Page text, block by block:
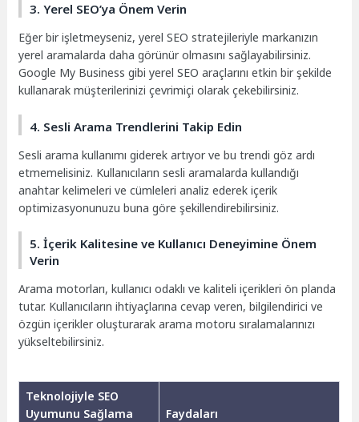
3. Yerel SEO’ya Önem Verin
Eğer bir işletmeyseniz, yerel SEO stratejileriyle markanızın
yerel aramalarda daha görünür olmasını sağlayabilirsiniz.
Google My Business gibi yerel SEO araçlarını etkin bir şekilde
kullanarak müşterilerinizi çevrimiçi olarak çekebilirsiniz.
4. Sesli Arama Trendlerini Takip Edin
Sesli arama kullanımı giderek artıyor ve bu trendi göz ardı
etmemelisiniz. Kullanıcıların sesli aramalarda kullandığı
anahtar kelimeleri ve cümleleri analiz ederek içerik
optimizasyonunuzu buna göre şekillendirebilirsiniz.
5. İçerik Kalitesine ve Kullanıcı Deneyimine Önem
Verin
Arama motorları, kullanıcı odaklı ve kaliteli içerikleri ön planda
tutar. Kullanıcıların ihtiyaçlarına cevap veren, bilgilendirici ve
özgün içerikler oluşturarak arama motoru sıralamalarınızı
yükseltebilirsiniz.
Teknolojiyle SEO
Uyumunu Sağlama
Faydaları